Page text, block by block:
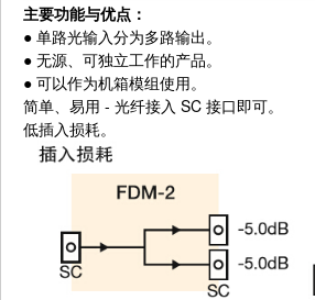
主要功能与优点：
● 单路光输入分为多路输出。
● 无源、可独立工作的产品。
● 可以作为机箱模组使用。
简单、易用 - 光纤接入 SC 接口即可。
低插入损耗。